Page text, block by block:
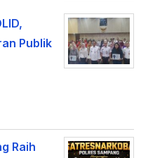
Publik
Raih